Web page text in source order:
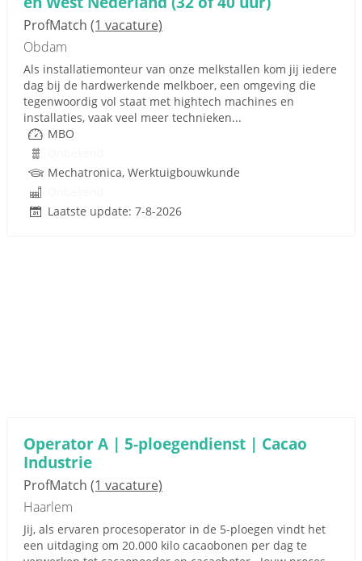
ProfMatch (1 vacature)
Obdam
Als installatiemonteur van onze melkstallen kom jij iedere
dag bij de hardwerkende melkboer, een omgeving die
tegenwoordig vol staat met hightech machines en
installaties, vaak veel meer technieken...
MBO
Mechatronica, Werktuigbouwkunde
Laatste update: 7-8-2026
Operator A | 5-ploegendienst | Cacao
Industrie
ProfMatch (1 vacature)
Haarlem
Jij, als ervaren procesoperator in de 5-ploegen vindt het
een uitdaging om 20.000 kilo cacaobonen per dag te